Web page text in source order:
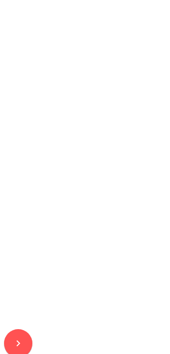
navigate_next